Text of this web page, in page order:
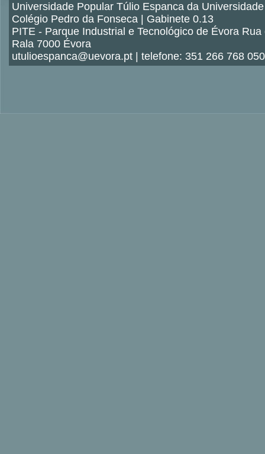
Universidade Popular Túlio Espanca da
Colégio Pedro da Fonseca | Gabinete 0.13
PITE - Parque Industrial e Tecnológico de Évora Rua
Rala 7000 Évora
utulioespanca@uevora.pt | telefone: 351 266 768 050